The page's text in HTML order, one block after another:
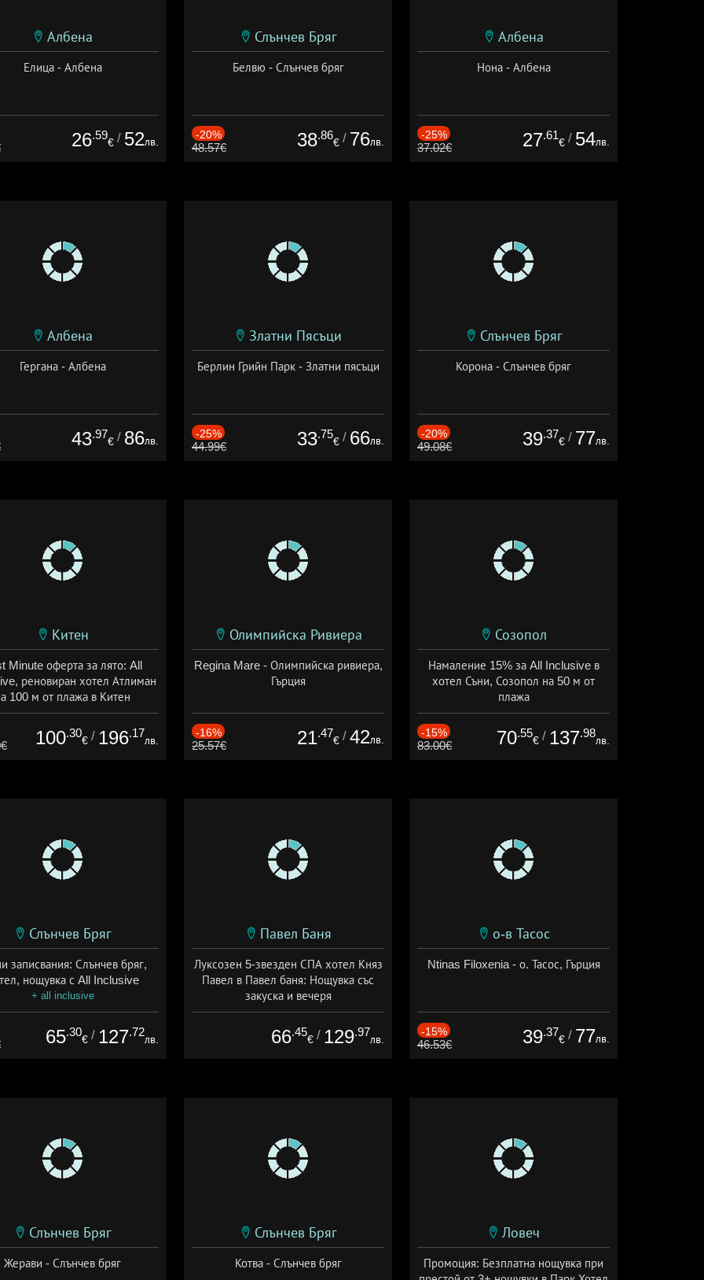
Албена
Елица - Албена
26.59
€ / 52лв.
Слънчев Бряг
Белвю - Слънчев бряг
-20%
48.57€ 38.86
€ / 76лв.
Албена
Нона - Албена
-25%
37.02€ 27.61
€ / 54лв.
Албена
Гергана - Албена
43.97
€ / 86лв.
Златни Пясъци
Берлин Грийн Парк - Златни пясъци
-25%
44.99€ 33.75
€ / 66лв.
Слънчев Бряг
Корона - Слънчев бряг
-20%
49.08€ 39.37
€ / 77лв.
Китен
Minute оферта за лято: All
реновиран хотел Атлиман
100 м от плажа в Китен
01.06 - 29.09 + all inclusive
100.30
€ / 196.17
лв.
Олимпийска Ривиера
Regina Mare - Олимпийска ривиера,
Гърция
-16%
25.57€ 21.47
€ / 42лв.
Созопол
Намаление 15% за All Inclusive в
хотел Съни, Созопол на 50 м от
плажа
Дата: 30.07 - 30.09 + all inclusive
-15%
83.00€ 70.55
€ / 137.98
лв.
Слънчев Бряг
записвания: Слънчев бряг,
нощувка с All Inclusive
+ all inclusive
65.30
€ / 127.72
лв.
Павел Баня
Луксозен 5-звезден СПА хотел Княз
Павел в Павел баня: Нощувка със
закуска и вечеря
Дата: 17.07 - 22.12 + полупансион
66.45
€ / 129.97
лв.
о-в Тасос
Ntinas Filoxenia - о. Тасос, Гърция
-15%
46.53€ 39.37
€ / 77лв.
Слънчев Бряг
Жерави - Слънчев бряг
Слънчев Бряг
Котва - Слънчев бряг
Ловеч
Промоция: Безплатна нощувка при